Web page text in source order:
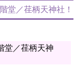
堂／荏柄天神社！
堂／荏柄天神